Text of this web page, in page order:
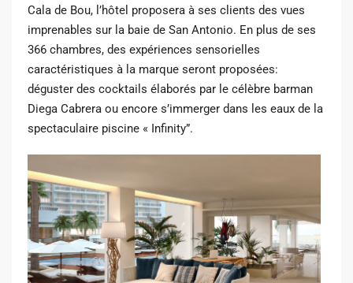
Cala de Bou, l’hôtel proposera à ses clients des vues
imprenables sur la baie de San Antonio. En plus de ses
366 chambres, des expériences sensorielles
caractéristiques à la marque seront proposées:
déguster des cocktails élaborés par le célèbre barman
Diega Cabrera ou encore s’immerger dans les eaux de la
spectaculaire piscine « Infinity”.